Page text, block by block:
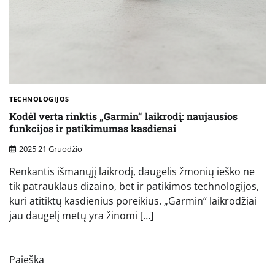
TECHNOLOGIJOS
Kodėl verta rinktis „Garmin“ laikrodį: naujausios
funkcijos ir patikimumas kasdienai
2025 21 Gruodžio
Renkantis išmanųjį laikrodį, daugelis žmonių ieško ne
tik patrauklaus dizaino, bet ir patikimos technologijos,
kuri atitiktų kasdienius poreikius. „Garmin“ laikrodžiai
jau daugelį metų yra žinomi […]
Paieška